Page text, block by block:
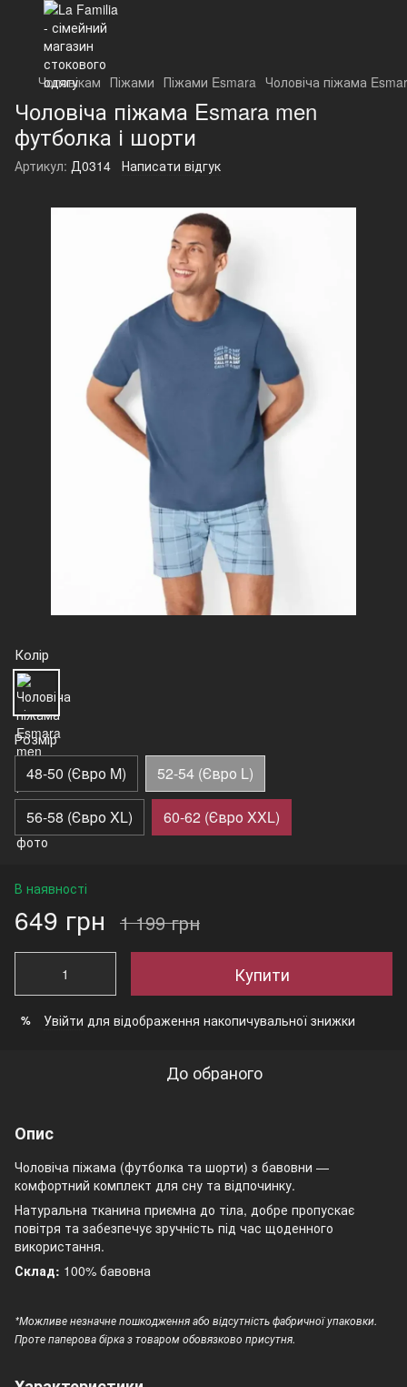
Чоловікам Піжами Піжами Esmara Чоловіча піжама
Чоловіча піжама Esmara men
футболка і шорти
Артикул: Д0314 Написати відгук
Колір
Розмір
48-50 (Євро M) 52-54 (Євро L)
56-58 (Євро XL) 60-62 (Євро XXL)
В наявності
649 грн 1 199 грн
Купити
% Увійти для відображення накопичувальної знижки
До обраного
Опис
Чоловіча піжама (футболка та шорти) з бавовни —
комфортний комплект для сну та відпочинку.
Натуральна тканина приємна до тіла, добре пропускає
повітря та забезпечує зручність під час щоденного
використання.
Склад: 100% бавовна
*Можливе незначне пошкодження або відсутність фабричної упаковки.
Проте паперова бірка з товаром обовязково присутня.